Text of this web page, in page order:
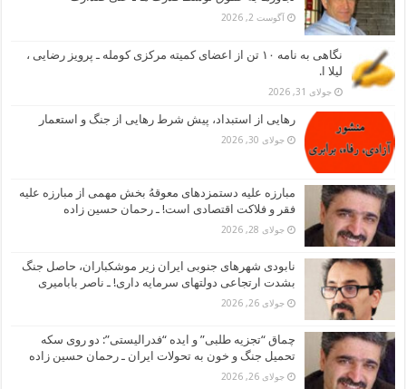
آگوست 2, 2026
نگاهی به نامه ۱۰ تن از اعضای کمیته مرکزی کومله ـ پرویز رضایی ،
لیلا ا.
جولای 31, 2026
رهایی از استبداد، پیش شرط رهایی از جنگ و استعمار
جولای 30, 2026
مبارزه علیه دستمزدهای معوقهُ بخش مهمی از مبارزه علیه
فقر و فلاکت اقتصادی است! ـ رحمان حسین زاده
جولای 28, 2026
نابودی شهرهای جنوبی ایران زیر موشکباران، حاصل جنگ
بشدت ارتجاعی دولتهای سرمایه داری! ـ ناصر بابامیری
جولای 26, 2026
چماق “تجزیه طلبی” و ایده “فدرالیستی”: دو روی سکه
تحمیل جنگ و خون به تحولات ایران ـ رحمان حسین زاده
جولای 26, 2026